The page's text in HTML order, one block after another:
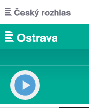
Přejít k hlavnímu obsahu